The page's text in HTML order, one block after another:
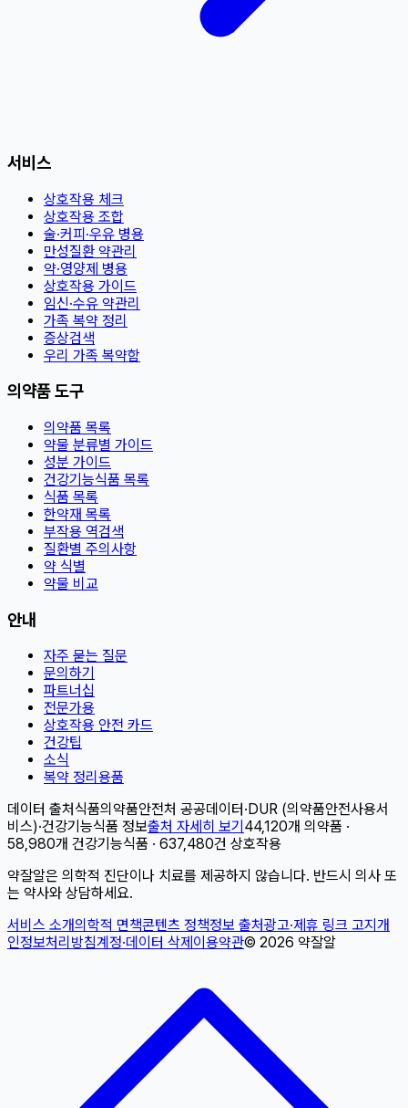
서비스
상호작용 체크
상호작용 조합
술·커피·우유 병용
만성질환 약관리
약·영양제 병용
상호작용 가이드
임신·수유 약관리
가족 복약 정리
증상검색
우리 가족 복약함
의약품 도구
의약품 목록
약물 분류별 가이드
성분 가이드
건강기능식품 목록
식품 목록
한약재 목록
부작용 역검색
질환별 주의사항
약 식별
약물 비교
안내
자주 묻는 질문
문의하기
파트너십
전문가용
상호작용 안전 카드
건강팁
소식
복약 정리용품
데이터 출처 식품의약품안전처 공공데이터 · DUR (의약품안전사용서
비스)·건강기능식품 정보출처 자세히 보기 44,120개 의약품 ·
58,980개 건강기능식품 · 637,480건 상호작용
약잘알은 의학적 진단이나 치료를 제공하지 않습니다. 반드시 의사 또
는 약사와 상담하세요.
서비스 소개의학적 면책콘텐츠 정책정보 출처광고·제휴 링크 고지 개
인정보처리방침계정·데이터 삭제 이용약관© 2026 약잘알